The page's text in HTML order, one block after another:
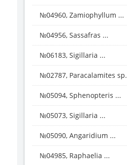
№04960, Zamiophyllum ...
№04956, Sassafras ...
№06183, Sigillaria ...
№02787, Paracalamites sp.
№05094, Sphenopteris ...
№05073, Sigillaria ...
№05090, Angaridium ...
№04985, Raphaelia ...